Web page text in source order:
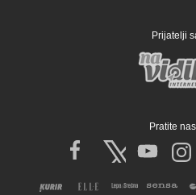
Prijatelji
Pratite